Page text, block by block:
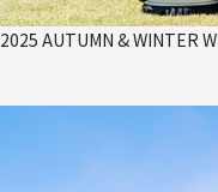
2025 AUTUMN & WINTER